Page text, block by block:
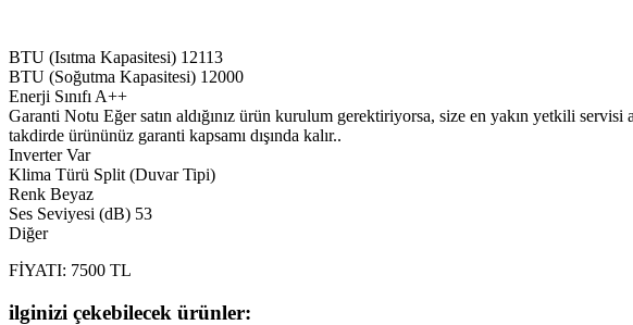
BTU (Isıtma Kapasitesi) 12113
BTU (Soğutma Kapasitesi) 12000
Enerji Sınıfı A++
Garanti Notu Eğer satın aldığınız ürün kurulum gerektiriyorsa, size en yakın yetkili
takdirde ürününüz garanti kapsamı dışında kalır..
Inverter Var
Klima Türü Split (Duvar Tipi)
Renk Beyaz
Ses Seviyesi (dB) 53
Diğer
FİYATI: 7500 TL
ilginizi çekebilecek ürünler: